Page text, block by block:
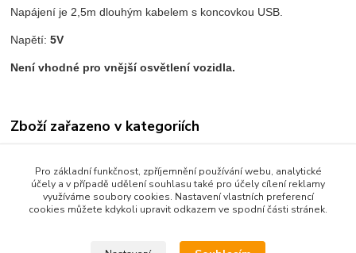
Napájení je 2,5m dlouhým kabelem s koncovkou USB.
Napětí:5V
Není vhodné pro vnější osvětlení vozidla.
Zboží zařazeno v kategoriích
LED PÁSKY
24 V
Pro základní funkčnost, zpříjemnění používání webu, analytické
účely a v případě udělení souhlasu také pro účely cílení reklamy
využíváme soubory cookies. Nastavení vlastních preferencí
cookies můžete kdykoli upravit odkazem ve spodní části stránek.